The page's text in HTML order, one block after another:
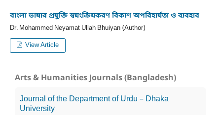
বাংলা ভাষার প্রযুক্তি স্বয়ংক্রিয়করণ বিকাশ অপরিহার্যতা ও ব্যবহার
Dr. Mohammed Neyamat Ullah Bhuiyan (Author)
View Article
Arts & Humanities Journals (Bangladesh)
Journal of the Department of Urdu – Dhaka
University